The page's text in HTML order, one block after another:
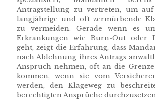
Antragstellung zu vertreten, um auf
langjährige und oft zermürbende
zu vermeiden. Gerade wenn es
Erkrankungen wie Burn-Out oder
geht, zeigt die Erfahrung, dass
nach Ablehnung ihres Antrags
Anspruch nehmen, oft an die
kommen, wenn sie vom
werden, den Klageweg zu
berechtigten Ansprüche